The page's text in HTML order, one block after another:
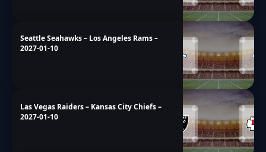
Seattle Seahawks – Los Angeles Rams –
2027-01-10
Las Vegas Raiders – Kansas City Chiefs –
2027-01-10